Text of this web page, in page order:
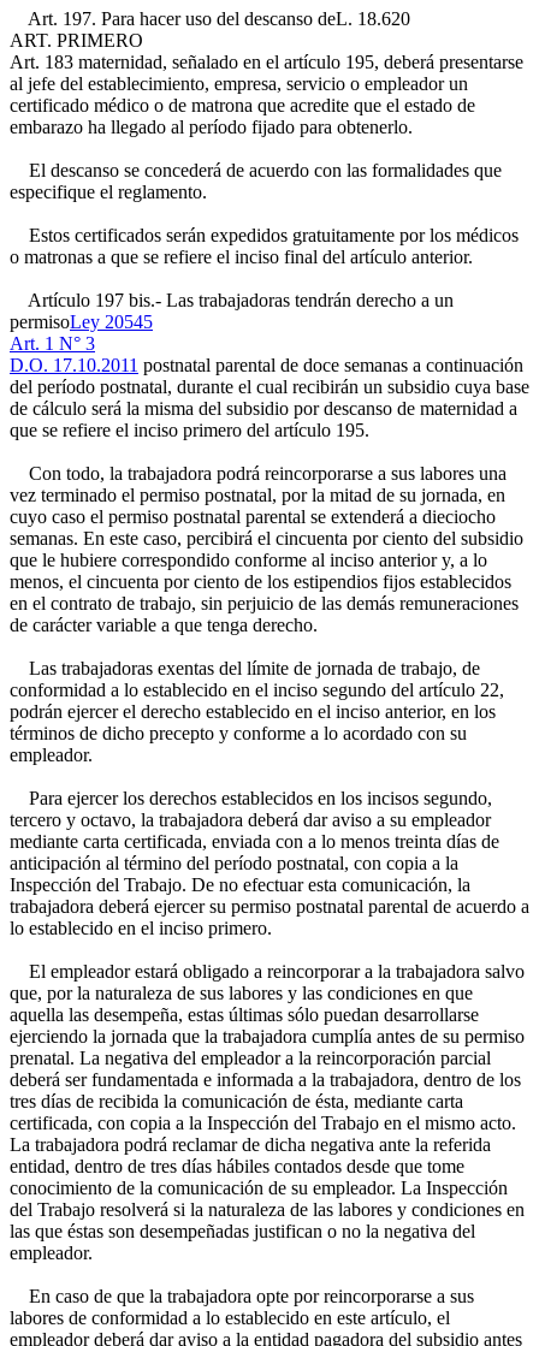
Art. 197. Para hacer uso del descanso deL. 18.620
ART. PRIMERO
Art. 183 maternidad, señalado en el artículo 195, deberá presentarse
al jefe del establecimiento, empresa, servicio o empleador un
certificado médico o de matrona que acredite que el estado de
embarazo ha llegado al período fijado para obtenerlo.
El descanso se concederá de acuerdo con las formalidades que
especifique el reglamento.
Estos certificados serán expedidos gratuitamente por los médicos
o matronas a que se refiere el inciso final del artículo anterior.
Artículo 197 bis.- Las trabajadoras tendrán derecho a un
permisoLey 20545
Art. 1 N° 3
D.O. 17.10.2011 postnatal parental de doce semanas a continuación
del período postnatal, durante el cual recibirán un subsidio cuya base
de cálculo será la misma del subsidio por descanso de maternidad a
que se refiere el inciso primero del artículo 195.
Con todo, la trabajadora podrá reincorporarse a sus labores una
vez terminado el permiso postnatal, por la mitad de su jornada, en
cuyo caso el permiso postnatal parental se extenderá a dieciocho
semanas. En este caso, percibirá el cincuenta por ciento del subsidio
que le hubiere correspondido conforme al inciso anterior y, a lo
menos, el cincuenta por ciento de los estipendios fijos establecidos
en el contrato de trabajo, sin perjuicio de las demás remuneraciones
de carácter variable a que tenga derecho.
Las trabajadoras exentas del límite de jornada de trabajo, de
conformidad a lo establecido en el inciso segundo del artículo 22,
podrán ejercer el derecho establecido en el inciso anterior, en los
términos de dicho precepto y conforme a lo acordado con su
empleador.
Para ejercer los derechos establecidos en los incisos segundo,
tercero y octavo, la trabajadora deberá dar aviso a su empleador
mediante carta certificada, enviada con a lo menos treinta días de
anticipación al término del período postnatal, con copia a la
Inspección del Trabajo. De no efectuar esta comunicación, la
trabajadora deberá ejercer su permiso postnatal parental de acuerdo a
lo establecido en el inciso primero.
El empleador estará obligado a reincorporar a la trabajadora salvo
que, por la naturaleza de sus labores y las condiciones en que
aquella las desempeña, estas últimas sólo puedan desarrollarse
ejerciendo la jornada que la trabajadora cumplía antes de su permiso
prenatal. La negativa del empleador a la reincorporación parcial
deberá ser fundamentada e informada a la trabajadora, dentro de los
tres días de recibida la comunicación de ésta, mediante carta
certificada, con copia a la Inspección del Trabajo en el mismo acto.
La trabajadora podrá reclamar de dicha negativa ante la referida
entidad, dentro de tres días hábiles contados desde que tome
conocimiento de la comunicación de su empleador. La Inspección
del Trabajo resolverá si la naturaleza de las labores y condiciones en
las que éstas son desempeñadas justifican o no la negativa del
empleador.
En caso de que la trabajadora opte por reincorporarse a sus
labores de conformidad a lo establecido en este artículo, el
empleador deberá dar aviso a la entidad pagadora del subsidio antes